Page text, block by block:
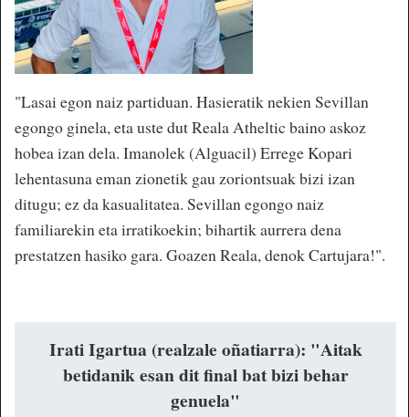
"Lasai egon naiz partiduan. Hasieratik nekien Sevillan
egongo ginela, eta uste dut Reala Atheltic baino askoz
hobea izan dela. Imanolek (Alguacil) Errege Kopari
lehentasuna eman zionetik gau zoriontsuak bizi izan
ditugu; ez da kasualitatea. Sevillan egongo naiz
familiarekin eta irratikoekin; bihartik aurrera dena
prestatzen hasiko gara. Goazen Reala, denok Cartujara!".
Irati Igartua (realzale oñatiarra): "Aitak
betidanik esan dit final bat bizi behar
genuela"